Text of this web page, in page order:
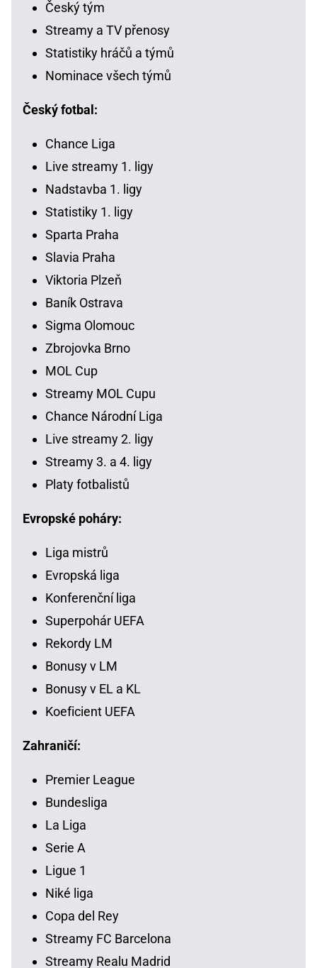
Český tým
Streamy a TV přenosy
Statistiky hráčů a týmů
Nominace všech týmů
Český fotbal:
Chance Liga
Live streamy 1. ligy
Nadstavba 1. ligy
Statistiky 1. ligy
Sparta Praha
Slavia Praha
Viktoria Plzeň
Baník Ostrava
Sigma Olomouc
Zbrojovka Brno
MOL Cup
Streamy MOL Cupu
Chance Národní Liga
Live streamy 2. ligy
Streamy 3. a 4. ligy
Platy fotbalistů
Evropské poháry:
Liga mistrů
Evropská liga
Konferenční liga
Superpohár UEFA
Rekordy LM
Bonusy v LM
Bonusy v EL a KL
Koeficient UEFA
Zahraničí:
Premier League
Bundesliga
La Liga
Serie A
Ligue 1
Niké liga
Copa del Rey
Streamy FC Barcelona
Streamy Realu Madrid